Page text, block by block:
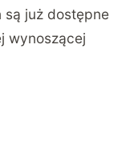
są już dostępne
wynoszącej